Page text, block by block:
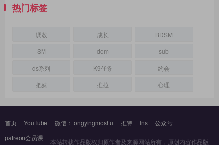
热门标签
调教 成长
BDSM
SM
dom
sub
ds系列
K9任务
约会
把妹
推拉 心理
首页 YouTube 微信：tongyingmoshu 推特 Ins
公众号
patreon会员课
本站转载作品版权归原作者及来源网站所有，原创内容作品版